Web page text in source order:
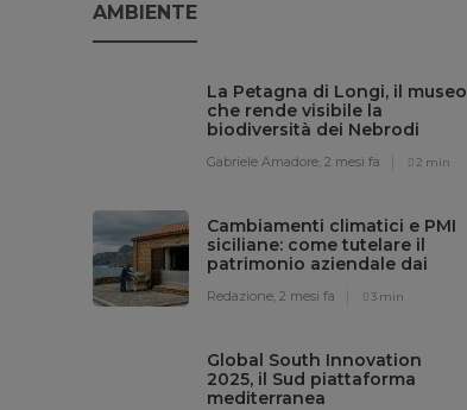
AMBIENTE
La Petagna di Longi, il museo
che rende visibile la
biodiversità dei Nebrodi
Gabriele Amadore, 2 mesi fa 2 min
Cambiamenti climatici e PMI
siciliane: come tutelare il
patrimonio aziendale dai
Redazione, 2 mesi fa 3 min
Global South Innovation
2025, il Sud piattaforma
mediterranea